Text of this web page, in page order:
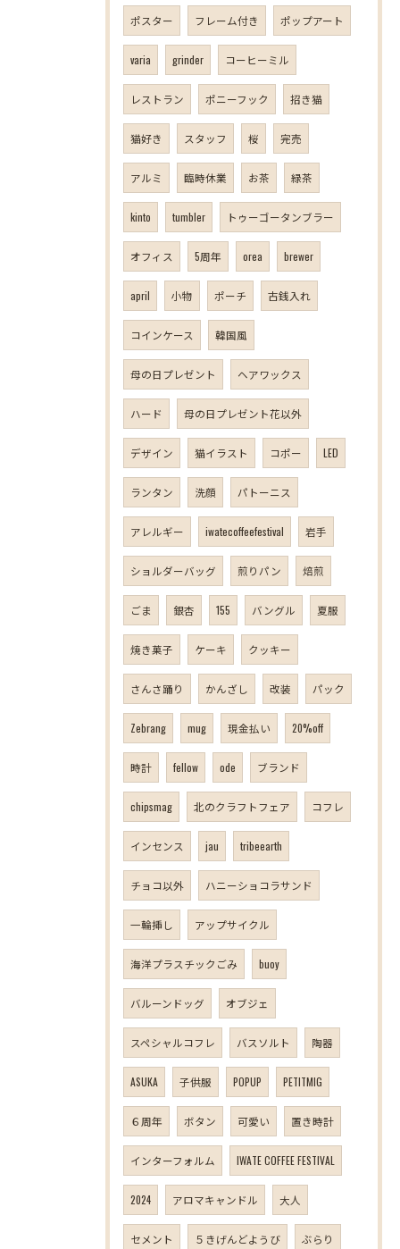
ポスター フレーム付き ポップアート
varia grinder コーヒーミル
レストラン ポニーフック 招き猫
猫好き スタッフ 桜 完売
アルミ 臨時休業 お茶 緑茶
kinto tumbler トゥーゴータンブラー
オフィス 5周年 orea brewer
april 小物 ポーチ 古銭入れ
コインケース 韓国風
母の日プレゼント ヘアワックス
ハード 母の日プレゼント花以外
デザイン 猫イラスト コポー LED
ランタン 洗顔 パトーニス
アレルギー iwatecoffeefestival 岩手
ショルダーバッグ 煎りパン 焙煎
ごま 銀杏 155 バングル 夏服
焼き菓子 ケーキ クッキー
さんさ踊り かんざし 改装 パック
Zebrang mug 現金払い 20%off
時計 fellow ode ブランド
chipsmag 北のクラフトフェア コフレ
インセンス jau tribeearth
チョコ以外 ハニーショコラサンド
一輪挿し アップサイクル
海洋プラスチックごみ buoy
バルーンドッグ オブジェ
スペシャルコフレ バスソルト 陶器
ASUKA 子供服 POPUP PETITMIG
６周年 ボタン 可愛い 置き時計
インターフォルム IWATE COFFEE FESTIVAL
2024 アロマキャンドル 大人
セメント ５きげんどようび ぶらり